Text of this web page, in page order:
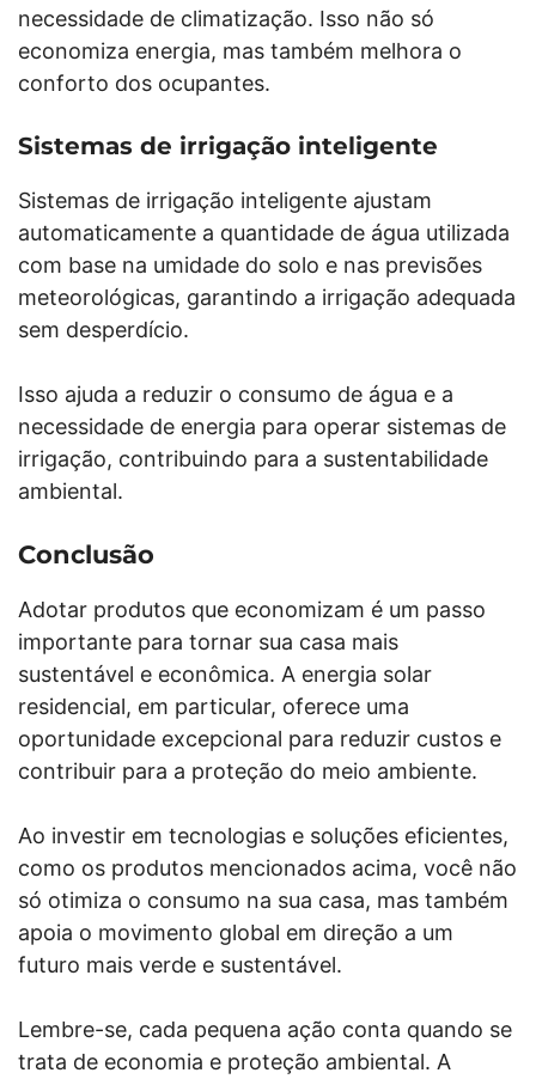
necessidade de climatização. Isso não só
economiza energia, mas também melhora o
conforto dos ocupantes.
Sistemas de irrigação inteligente
Sistemas de irrigação inteligente ajustam
automaticamente a quantidade de água utilizada
com base na umidade do solo e nas previsões
meteorológicas, garantindo a irrigação adequada
sem desperdício.
Isso ajuda a reduzir o consumo de água e a
necessidade de energia para operar sistemas de
irrigação, contribuindo para a sustentabilidade
ambiental.
Conclusão
Adotar produtos que economizam é um passo
importante para tornar sua casa mais
sustentável e econômica. A energia solar
residencial, em particular, oferece uma
oportunidade excepcional para reduzir custos e
contribuir para a proteção do meio ambiente.
Ao investir em tecnologias e soluções eficientes,
como os produtos mencionados acima, você não
só otimiza o consumo na sua casa, mas também
apoia o movimento global em direção a um
futuro mais verde e sustentável.
Lembre-se, cada pequena ação conta quando se
trata de economia e proteção ambiental. A